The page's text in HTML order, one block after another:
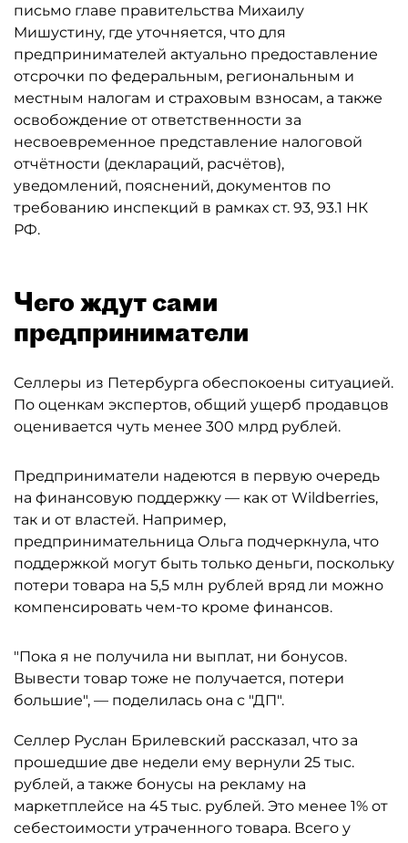
письмо главе правительства Михаилу
Мишустину, где уточняется, что для
предпринимателей актуально предоставление
отсрочки по федеральным, региональным и
местным налогам и страховым взносам, а также
освобождение от ответственности за
несвоевременное представление налоговой
отчётности (деклараций, расчётов),
уведомлений, пояснений, документов по
требованию инспекций в рамках ст. 93, 93.1 НК
РФ.
Чего ждут сами
предприниматели
Селлеры из Петербурга обеспокоены ситуацией.
По оценкам экспертов, общий ущерб продавцов
оценивается чуть менее 300 млрд рублей.
Предприниматели надеются в первую очередь
на финансовую поддержку — как от Wildberries,
так и от властей. Например,
предпринимательница Ольга подчеркнула, что
поддержкой могут быть только деньги, поскольку
потери товара на 5,5 млн рублей вряд ли можно
компенсировать чем-то кроме финансов.
"Пока я не получила ни выплат, ни бонусов.
Вывести товар тоже не получается, потери
большие", — поделилась она с "ДП".
Селлер Руслан Брилевский рассказал, что за
прошедшие две недели ему вернули 25 тыс.
рублей, а также бонусы на рекламу на
маркетплейсе на 45 тыс. рублей. Это менее 1% от
себестоимости утраченного товара. Всего у